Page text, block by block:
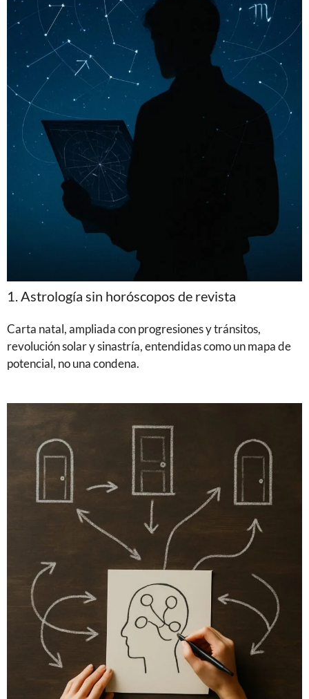
1. Astrología sin horóscopos de revista
Carta natal, ampliada con progresiones y tránsitos,
revolución solar y sinastría, entendidas como un mapa de
potencial, no una condena.